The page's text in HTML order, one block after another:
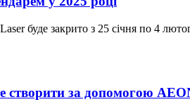
буде закрито з 25 січня по 4
створити за допомогою